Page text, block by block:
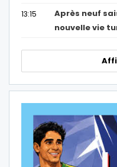
13:15
Après neuf
nouvelle vie